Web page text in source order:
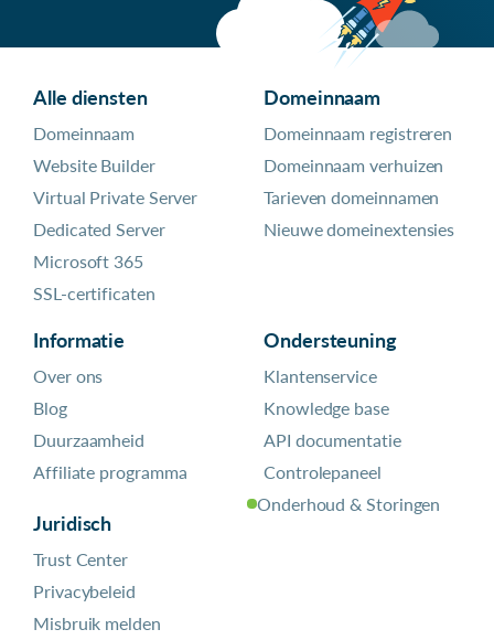
Alle diensten
Domeinnaam
Website Builder
Virtual Private Server
Dedicated Server
Microsoft 365
SSL-certificaten
Domeinnaam
Domeinnaam registreren
Domeinnaam verhuizen
Tarieven domeinnamen
Nieuwe domeinextensies
Informatie
Over ons
Blog
Duurzaamheid
Affiliate programma
Juridisch
Trust Center
Privacybeleid
Misbruik melden
Ondersteuning
Klantenservice
Knowledge base
API documentatie
Controlepaneel
Onderhoud & Storingen